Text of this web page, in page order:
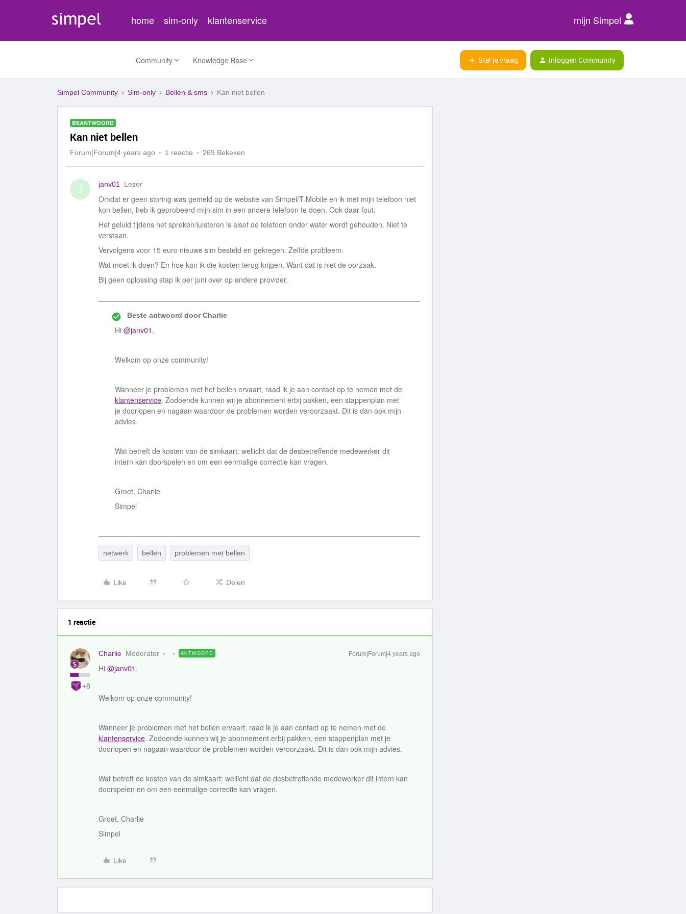
home sim-only klantenservice mijn Simpel
Community Knowledge Base Stel je vraag Inloggen Community
Simpel Community Sim-only Bellen & sms Kan niet bellen
BEANTWOORD
Kan niet bellen
Forum|Forum|4 years ago 1 reactie 269 Bekeken
J janv01 Lezer
Omdat er geen storing was gemeld op de website van Simpel/T-Mobile en ik met mijn telefoon niet
kon bellen, heb ik geprobeerd mijn sim in een andere telefoon te doen. Ook daar fout.
Het geluid tijdens het spreken/luisteren is alsof de telefoon onder water wordt gehouden. Niet te
verstaan.
Vervolgens voor 15 euro nieuwe sim besteld en gekregen. Zelfde probleem.
Wat moet ik doen? En hoe kan ik die kosten terug krijgen. Want dat is niet de oorzaak.
Bij geen oplossing stap ik per juni over op andere provider.
Beste antwoord doorCharlie
Hi @janv01 ,
Welkom op onze community!
Wanneer je problemen met het bellen ervaart, raad ik je aan contact op te nemen met de
klantenservice. Zodoende kunnen wij je abonnement erbij pakken, een stappenplan met
je doorlopen en nagaan waardoor de problemen worden veroorzaakt. Dit is dan ook mijn
advies.
Wat betreft de kosten van de simkaart: wellicht dat de desbetreffende medewerker dit
intern kan doorspelen en om een eenmalige correctie kan vragen.
Groet, Charlie
Simpel
netwerk bellen problemen met bellen
Like Delen
1 reactie
+8
Charlie Moderator ANTWOORD Forum|Forum|4 years ago
Hi @janv01 ,
Welkom op onze community!
Wanneer je problemen met het bellen ervaart, raad ik je aan contact op te nemen met de
klantenservice. Zodoende kunnen wij je abonnement erbij pakken, een stappenplan met je
doorlopen en nagaan waardoor de problemen worden veroorzaakt. Dit is dan ook mijn advies.
Wat betreft de kosten van de simkaart: wellicht dat de desbetreffende medewerker dit intern kan
doorspelen en om een eenmalige correctie kan vragen.
Groet, Charlie
Simpel
Like